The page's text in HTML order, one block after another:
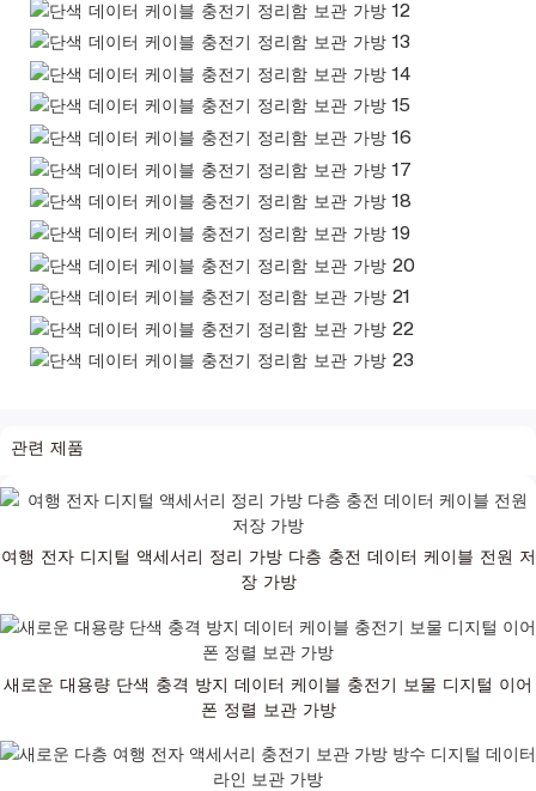
관련 제품
여행 전자 디지털 액세서리 정리 가방 다층 충전 데이터 케이블 전원 저
장 가방
새로운 대용량 단색 충격 방지 데이터 케이블 충전기 보물 디지털 이어
폰 정렬 보관 가방